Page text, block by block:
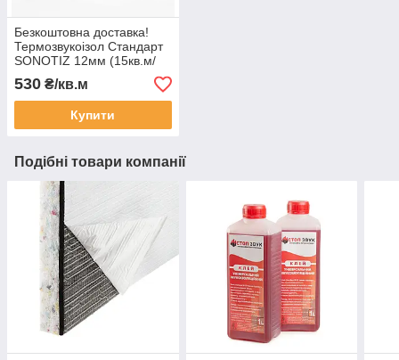
Безкоштовна доставка!
Термозвукоізол Стандарт
SONOTIZ 12мм (15кв.м/
уп) Звукоізоляція стін,
підлоги і стель.
Шумоізоляція
530 ₴/кв.м
Купити
Подібні товари компанії